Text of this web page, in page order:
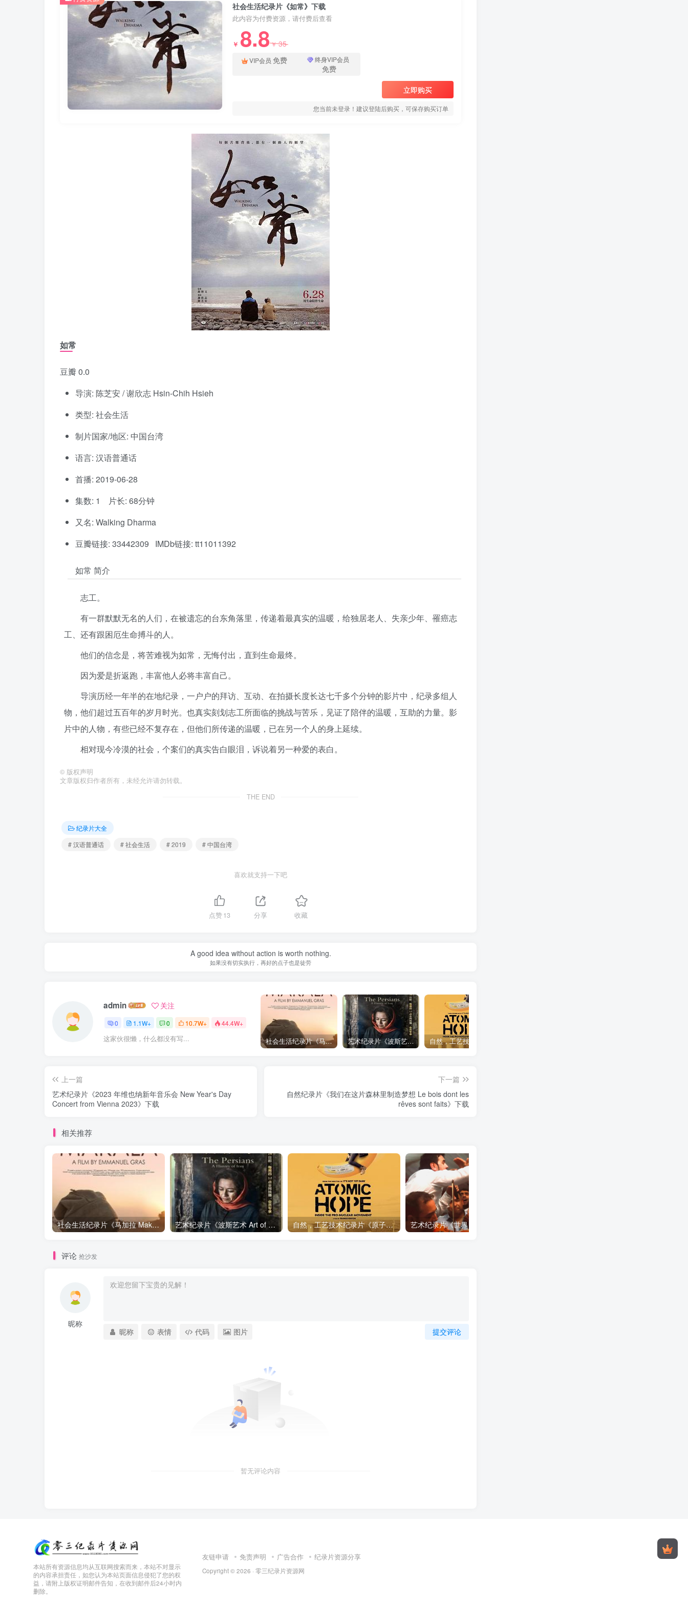
社会生活纪录片《如常》下载
此内容为付费资源，请付费后查看
￥ 8.8￥35
VIP会员 免费 终身VIP会员
免费
立即购买
您当前未登录！建议登陆后购买，可保存购买订单
如常
豆瓣 0.0
导演: 陈芝安 / 谢欣志 Hsin-Chih Hsieh
类型: 社会生活
制片国家/地区: 中国台湾
语言: 汉语普通话
首播: 2019-06-28
集数: 1 片长: 68分钟
又名: Walking Dharma
豆瓣链接: 33442309 IMDb链接: tt11011392
如常 简介
志工。
有一群默默无名的人们，在被遗忘的台东角落里，传递着最真实的温暖，给独居老人、失亲少年、罹癌志
工、还有跟困厄生命搏斗的人。
他们的信念是，将苦难视为如常，无悔付出，直到生命最终。
因为爱是折返跑，丰富他人必将丰富自己。
导演历经一年半的在地纪录，一户户的拜访、互动、在拍摄长度长达七千多个分钟的影片中，纪录多组人
物，他们超过五百年的岁月时光。也真实刻划志工所面临的挑战与苦乐，见证了陪伴的温暖，互助的力量。影
片中的人物，有些已经不复存在，但他们所传递的温暖，已在另一个人的身上延续。
相对现今冷漠的社会，个案们的真实告白眼泪，诉说着另一种爱的表白。
© 版权声明
文章版权归作者所有，未经允许请勿转载。
THE END
纪录片大全
# 汉语普通话
# 社会生活 # 2019 # 中国台湾
喜欢就支持一下吧
点赞13 分享 收藏
A good idea without action is worth nothing.
如果没有切实执行，再好的点子也是徒劳
admin 关注
0 1.1W+ 0 10.7W+ 44.4W+
这家伙很懒，什么都没有写... 社会生活纪录片《马加拉 Makala》下载 艺术纪录片《波斯艺术 Art of Persia》下载
上一篇
艺术纪录片《2023 年维也纳新年音乐会 New Year's Day
Concert from Vienna 2023》下载
下一篇
自然纪录片《我们在这片森林里制造梦想 Le bois dont les
rêves sont faits》下载
相关推荐
社会生活纪录片《马加拉 Makala》下载 艺术纪录片《波斯艺术 Art of Persia》下载 自然，工艺技术纪录片《原子能的希望 Atomic Hope – Inside the Pro-Nuclear Movement》下载
评论 抢沙发
昵称
提交评论
昵称 表情 代码 图片
暂无评论内容
本站所有资源信息均从互联网搜索而来，本站不对显示
的内容承担责任，如您认为本站页面信息侵犯了您的权
益，请附上版权证明邮件告知，在收到邮件后24小时内
删除。
友链申请 免责声明 广告合作 纪录片资源分享
Copyright © 2026 · 零三纪录片资源网